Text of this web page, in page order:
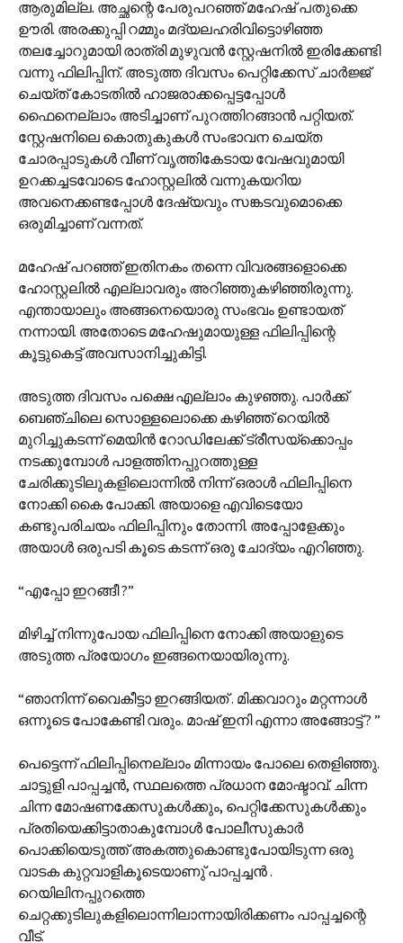
ആരുമില്ല. അച്ഛന്റെ പേരുപറഞ്ഞ് മഹേഷ് പതുക്കെ
ഊരി. അരക്കുപ്പി റമ്മും മദ്യലഹരിവിട്ടൊഴിഞ്ഞ
തലച്ചോറുമായി രാത്രി മുഴുവന്‍ സ്റ്റേഷനില്‍ ഇരിക്കേണ്ടി
വന്നു ഫിലിപ്പിന്. അടുത്ത ദിവസം പെറ്റിക്കേസ് ചാര്‍ജ്ജ്
ചെയ്ത് കോടതില്‍ ഹാജരാക്കപ്പെട്ടപ്പോള്‍
ഫൈനെല്ലാം അടിച്ചാണ് പുറത്തിറങ്ങാന്‍ പറ്റിയത്.
സ്റ്റേഷനിലെ കൊതുകുകള്‍ സംഭാവന ചെയ്ത
ചോരപ്പാടുകള്‍ വീണ് വൃത്തികേടായ വേഷവുമായി
ഉറക്കച്ചടവോടെ ഹോസ്റ്റലില്‍ വന്നുകയറിയ
അവനെക്കണ്ടപ്പോള്‍ ദേഷ്യവും സങ്കടവുമൊക്കെ
ഒരുമിച്ചാണ് വന്നത്.
മഹേഷ് പറഞ്ഞ് ഇതിനകം തന്നെ വിവരങ്ങളൊക്കെ
ഹോസ്റ്റലില്‍ എല്ലാവരും അറിഞ്ഞുകഴിഞ്ഞിരുന്നു.
എന്തായാലും അങ്ങനെയൊരു സംഭവം ഉണ്ടായത്
നന്നായി. അതോടെ മഹേഷുമായുള്ള ഫിലിപ്പിന്റെ
കൂട്ടുകെട്ട് അവസാനിച്ചുകിട്ടി.
അടുത്ത ദിവസം പക്ഷെ എല്ലാം കുഴഞ്ഞു. പാര്‍ക്ക്
ബെഞ്ചിലെ സൊള്ളലൊക്കെ കഴിഞ്ഞ് റെയില്‍
മുറിച്ചുകടന്ന് മെയിന്‍ റോഡിലേക്ക് ട്രീസയ്ക്കൊപ്പം
നടക്കുമ്പോള്‍ പാളത്തിനപ്പുറത്തുള്ള
ചേരിക്കുടിലുകളിലൊന്നില്‍ നിന്ന് ഒരാള്‍ ഫിലിപ്പിനെ
നോക്കി കൈ പോക്കി. അയാ‍ളെ എവിടെയോ
കണ്ടുപരിചയം ഫിലിപ്പിനും തോന്നി. അപ്പോളേക്കും
അയാള്‍ ഒരുപടി കൂടെ കടന്ന് ഒരു ചോദ്യം എറിഞ്ഞു.
“എപ്പോ ഇറങ്ങീ ?”
മിഴിച്ച് നിന്നുപോയ ഫിലിപ്പിനെ നോക്കി അയാളുടെ
അടുത്ത പ്രയോഗം ഇങ്ങനെയായിരുന്നു.
“ഞാനിന്ന് വൈകീട്ടാ ഇറങ്ങിയത് . മിക്കവാറും മറ്റന്നാള്‍
ഒന്നൂടെ പോകേണ്ടി വരും. മാഷ് ഇനി എന്നാ അങ്ങോട്ട് ? ”
പെട്ടെന്ന് ഫിലിപ്പിനെല്ലാം മിന്നായം പോലെ തെളിഞ്ഞു.
ചാട്ടുളി പാപ്പച്ചന്‍, സ്ഥലത്തെ പ്രധാന മോഷ്ടാവ്. ചിന്ന
ചിന്ന മോഷണക്കേസുകള്‍ക്കും, പെറ്റിക്കേസുകള്‍ക്കും
പ്രതിയെക്കിട്ടാതാകുമ്പോള്‍ പോലീസുകാര്‍
പൊക്കിയെടുത്ത് അകത്തുകൊണ്ടുപോയിടുന്ന ഒരു
വാടക കുറ്റവാളികൂടെയാണു്‌ പാപ്പച്ചന്‍ .
റെയിലിനപ്പുറത്തെ
ചെറ്റക്കുടിലുകളിലൊന്നിലാന്നായിരിക്കണം പാപ്പച്ചന്റെ
വീട്.